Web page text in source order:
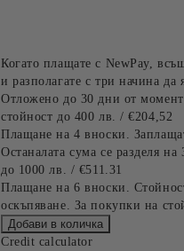
Когато плащате с NewPay,
и разполагате с три начина да
Отложено до 30 дни от
стойност до 400 лв. / €204,52
Плащане на 4 вноски.
Останалата сума се разделя
до 1000 лв. / €511.31
Плащане на 6 вноски.
оскъпяване. За покупки на
Credit calculator